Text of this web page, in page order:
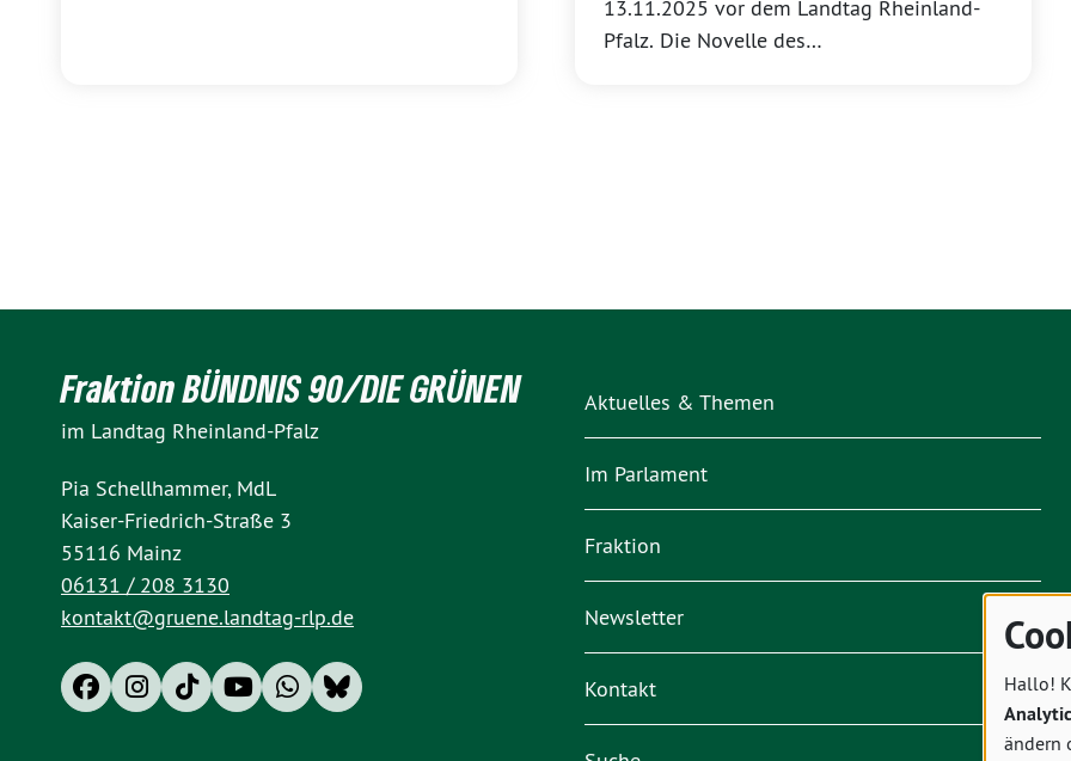
13.11.2025 vor dem Landtag Rheinland-
Pfalz. Die Novelle des
Fraktion BÜNDNIS 90/DIE GRÜNEN
im Landtag Rheinland-Pfalz
Pia Schellhammer, MdL
Kaiser-Friedrich-Straße 3
55116 Mainz
06131 / 208 3130
kontakt@gruene.landtag-rlp.de
Aktuelles & Themen
Im Parlament
Fraktion
Newsletter
Kontakt Hallo!
ändern